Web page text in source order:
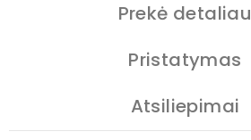
Prekė detaliau
Pristatymas
Atsiliepimai